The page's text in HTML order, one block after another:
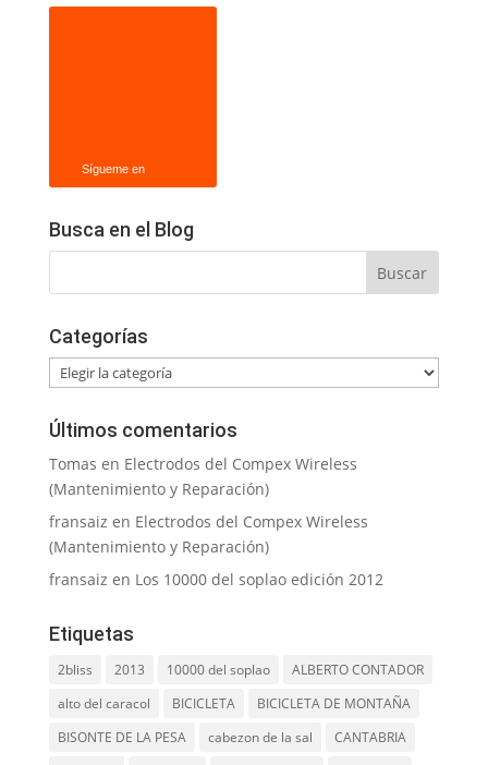
Sígueme en
Busca en el Blog
Categorías
Categorías
Últimos comentarios
Tomas en Electrodos del Compex Wireless
(Mantenimiento y Reparación)
fransaiz en Electrodos del Compex Wireless
(Mantenimiento y Reparación)
fransaiz en Los 10000 del soplao edición 2012
Etiquetas
2bliss 2013 10000 del soplao
ALBERTO CONTADOR
alto del caracol
BICICLETA
BICICLETA DE MONTAÑA
BISONTE DE LA PESA
cabezon de la sal
CANTABRIA